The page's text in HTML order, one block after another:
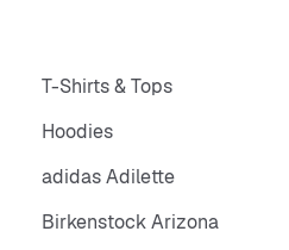
T-Shirts & Tops
Hoodies
adidas Adilette
Birkenstock Arizona